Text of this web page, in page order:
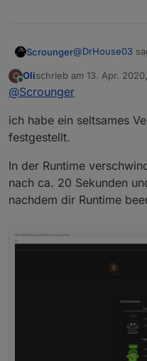
Scrounger@DrHouse03
Kommt noch.
Ich würde
Versteh nicht
O
Online
Olischrieb am 13. Apr.
zuletzt editiert von
@Scrounger
ich habe ein seltsames
festgestellt.
In der Runtime
nach ca. 20 Sekunden
nachdem dir Runtime